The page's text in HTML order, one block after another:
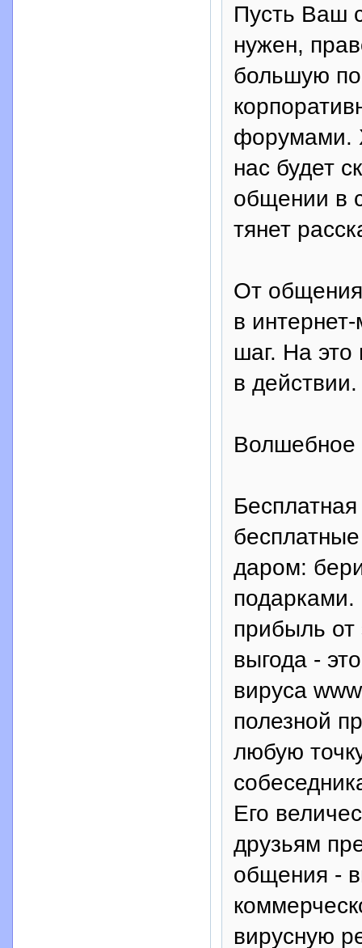
Пусть Ваш
нужен,
большую
форумами.
нас будет
общении в
тянет
От
в
шаг. На это
в
Волшебное
даром:
подарками.
прибыль от
выгода -
вируса
полезной
любую
Его
друзьям
общения -
вирусную